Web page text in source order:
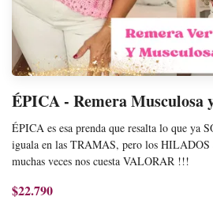
ÉPICA - Remera Musculosa
ÉPICA es esa prenda que resalta lo que ya
iguala en las TRAMAS, pero los HILADOS
muchas veces nos cuesta VALORAR !!!
$22.790